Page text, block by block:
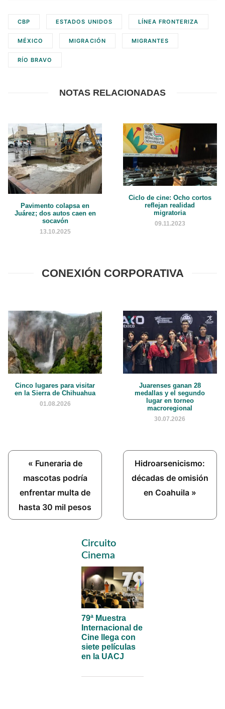
CBP ESTADOS UNIDOS LÍNEA FRONTERIZA
MÉXICO MIGRACIÓN MIGRANTES
RÍO BRAVO
NOTAS RELACIONADAS
Pavimento colapsa en
Juárez; dos autos caen en
socavón
13.10.2025
Ciclo de cine: Ocho cortos
reflejan realidad
migratoria
09.11.2023
CONEXIÓN CORPORATIVA
Cinco lugares para visitar
en la Sierra de Chihuahua
01.08.2026
Juarenses ganan 28
medallas y el segundo
lugar en torneo
macroregional
30.07.2026
Previous
Post:
« Funeraria de
mascotas podría
enfrentar multa de
hasta 30 mil pesos
Next
Post:
Hidroarsenicismo:
décadas de omisión
en Coahuila »
Primary
Sidebar
Circuito
Cinema
79ª Muestra
Internacional de
Cine llega con
siete películas
en la UACJ